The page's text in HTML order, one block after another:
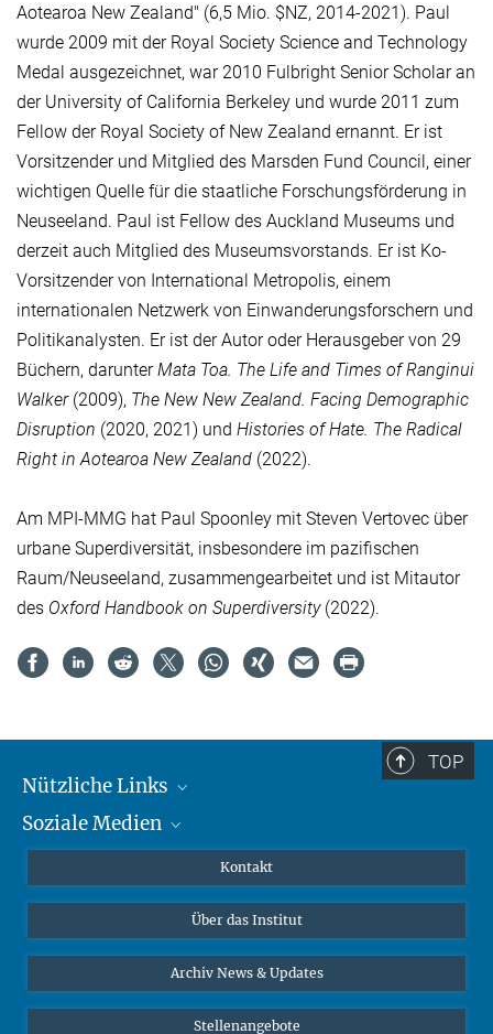
Aotearoa New Zealand" (6,5 Mio. $NZ, 2014-2021). Paul
wurde 2009 mit der Royal Society Science and Technology
Medal ausgezeichnet, war 2010 Fulbright Senior Scholar an
der University of California Berkeley und wurde 2011 zum
Fellow der Royal Society of New Zealand ernannt. Er ist
Vorsitzender und Mitglied des Marsden Fund Council, einer
wichtigen Quelle für die staatliche Forschungsförderung in
Neuseeland. Paul ist Fellow des Auckland Museums und
derzeit auch Mitglied des Museumsvorstands. Er ist Ko-
Vorsitzender von International Metropolis, einem
internationalen Netzwerk von Einwanderungsforschern und
Politikanalysten. Er ist der Autor oder Herausgeber von 29
Büchern, darunterMata Toa. The Life and Times of Ranginui
Walker(2009), The New New Zealand. Facing Demographic
Disruption (2020, 2021) und Histories of Hate. The Radical
Right in Aotearoa New Zealand (2022).
Am MPI-MMG hat Paul Spoonley mit Steven Vertovec über
urbane Superdiversität, insbesondere im pazifischen
Raum/Neuseeland, zusammengearbeitet und ist Mitautor
des Oxford Handbook on Superdiversity(2022).
TOP
Nützliche Links
MMG Alumni Corner
Online-Vorträge
Interviews zum Thema "Diversity"
Soziale Medien
Bluesky
Kontakt
Über das Institut
Archiv News & Updates
Stellenangebote